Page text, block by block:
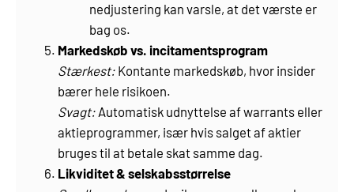
nedjustering kan varsle, at det værste er
bag os.
Markeds­køb vs. incitaments­program
Stærkest: Kontante markeds­køb, hvor insider
bærer hele risikoen.
Svagt: Automatisk udnyttelse af warrants eller
aktieprogrammer, især hvis salget af aktier
bruges til at betale skat samme dag.
Likviditet & selskabsstørrelse